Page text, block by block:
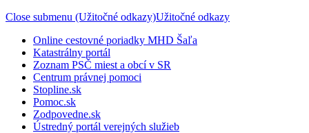
Close submenu (Užitočné odkazy)Užitočné odkazy
Online cestovné poriadky MHD Šaľa
Katastrálny portál
Zoznam PSČ miest a obcí v SR
Centrum právnej pomoci
Stopline.sk
Pomoc.sk
Zodpovedne.sk
Ústredný portál verejných služieb